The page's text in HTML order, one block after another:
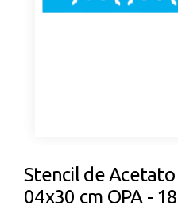
Stencil de
04x30 cm OPA -